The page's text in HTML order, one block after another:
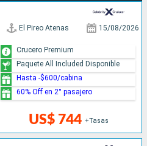
El Pireo Atenas 15/08/2026
US$ 744 +Tasas
Crucero Premium
Paquete All Included Disponible
Hasta -$600/cabina
60% Off en 2° pasajero